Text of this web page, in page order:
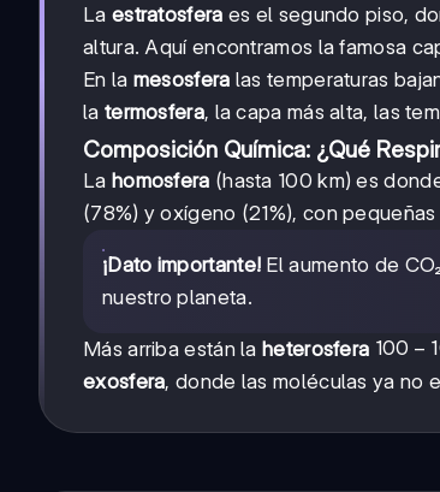
La estratosfera es el segundo piso,
altura. Aquí encontramos la famosa
En la mesosfera las temperaturas
la termosfera, la capa más alta, las
Composición Química: ¿Qué
La homosfera (hasta 100 km) es
(78%) y oxígeno (21%), con
¡Dato importante! El aumento de
nuestro planeta.
Más arriba están la heterosfera 100-
1000
km
100 −
exosfera, donde las moléculas ya no